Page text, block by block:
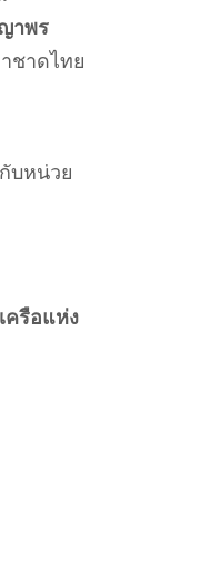
าพร
ชาดไทย
กับหน่วย
ครือแห่ง